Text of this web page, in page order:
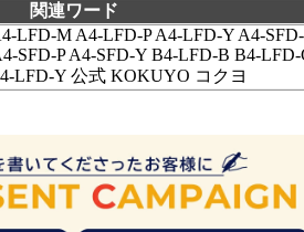
関連ワード
LFD-M A4-LFD-P A4-LFD-Y A4-
SFD-P A4-SFD-Y B4-LFD-B B4-LFD-
LFD-Y 公式 KOKUYO コクヨ